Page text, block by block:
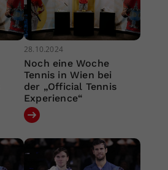
28.10.2024
Noch eine Woche
Tennis in Wien bei
der „Official Tennis
Experience“